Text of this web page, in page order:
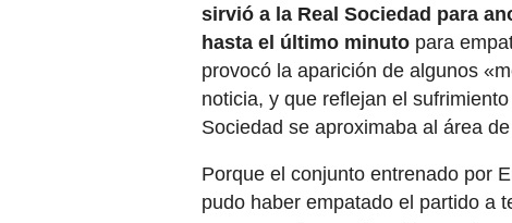
sirvió a la Real Sociedad para
hasta el último minuto para
provocó la aparición de algunos
noticia, y que reflejan el
Sociedad se aproximaba al área
Porque el conjunto entrenado por
pudo haber empatado el partido a